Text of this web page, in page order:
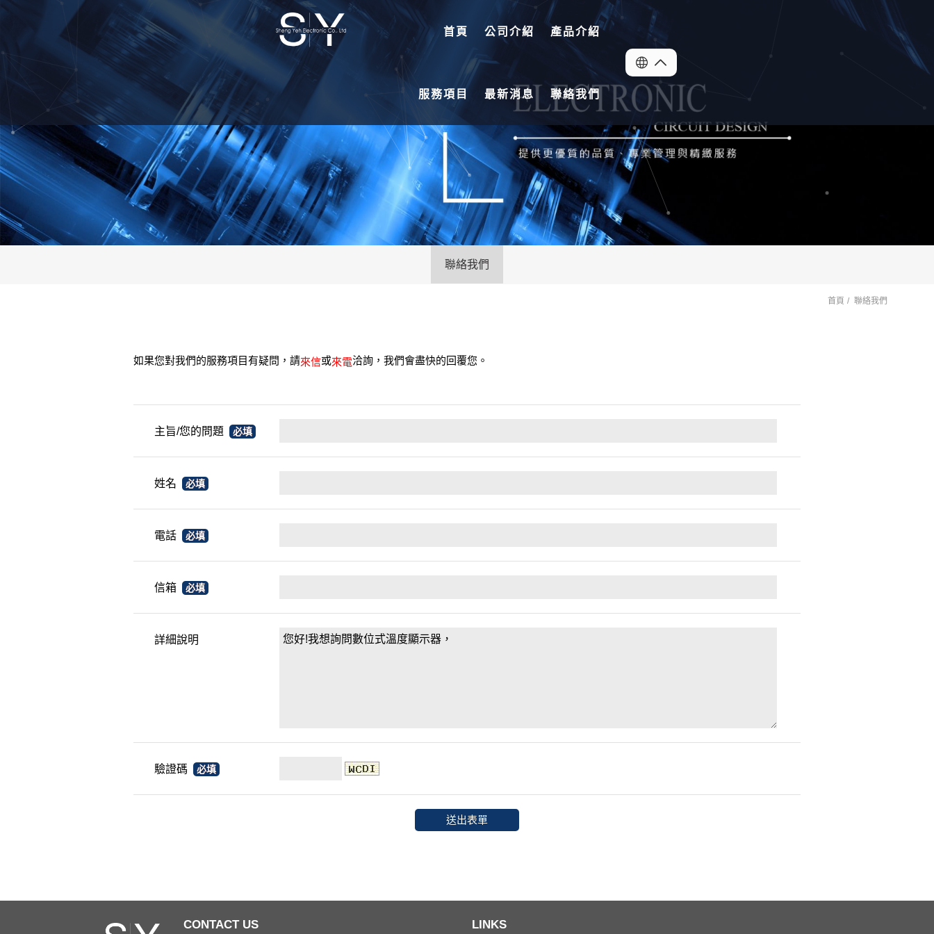
首頁 公司介紹 產品介紹
服務項目 最新消息 聯絡我們
聯絡我們
首頁 聯絡我們
如果您對我們的服務項目有疑問，請來信或來電洽詢，我們會盡快的回覆您。
主旨/您的問題 必填
姓名 必填
電話 必填
信箱 必填
詳細說明
驗證碼 必填
CONTACT US LINKS